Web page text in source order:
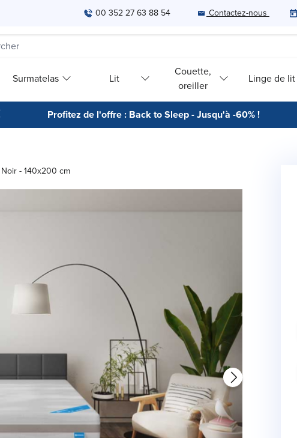
00 352 27 63 88 54 Contactez-nous
Surmatelas Lit
Couette,
oreiller
Linge de lit
Profitez de l'offre : Back to Sleep - Jusqu'à -60% !
- 140x200 cm